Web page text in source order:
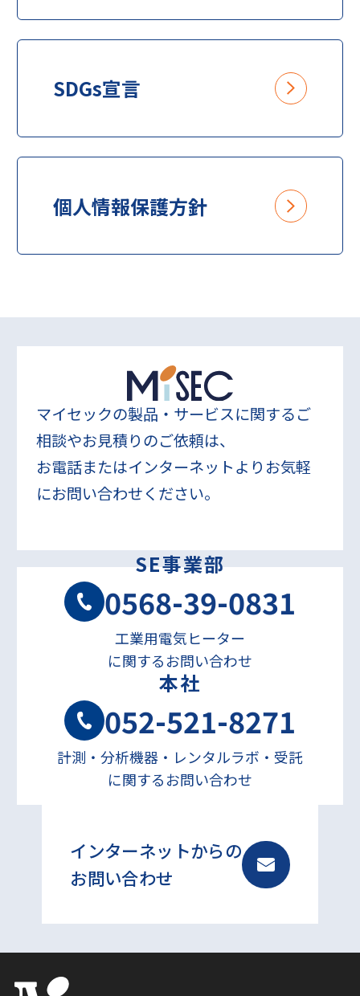
SDGs宣言
個人情報保護方針
マイセックの製品・サービスに関するご
相談やお見積りのご依頼は、
お電話またはインターネットよりお気軽
にお問い合わせください。
SE事業部
0568-39-0831
工業用電気ヒーター
に関するお問い合わせ
本社
052-521-8271
計測・分析機器・レンタルラボ・受託
に関するお問い合わせ
インターネットからの
お問い合わせ